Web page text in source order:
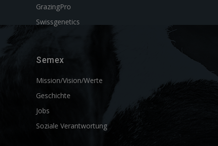
GrazingPro
Swissgenetics
Semex
Mission/Vision/Werte
Geschichte
Jobs
Soziale Verantwortung